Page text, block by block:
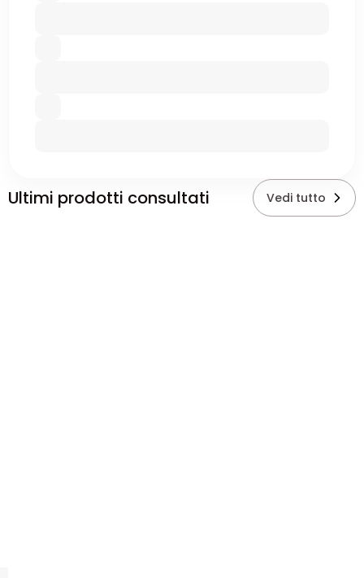
Ultimi prodotti consultati Vedi tutto